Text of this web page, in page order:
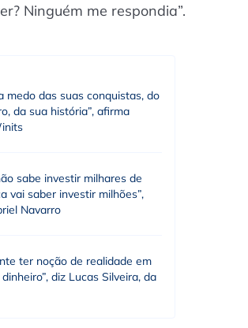
Ninguém me respondia”.
medo das suas conquistas, do
da sua história”, afirma
sabe investir milhares de
vai saber investir milhões”,
Navarro
ter noção de realidade em
diz Lucas Silveira, da